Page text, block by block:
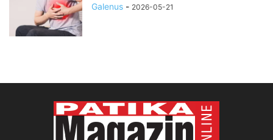
Galenus - 2026-05-21